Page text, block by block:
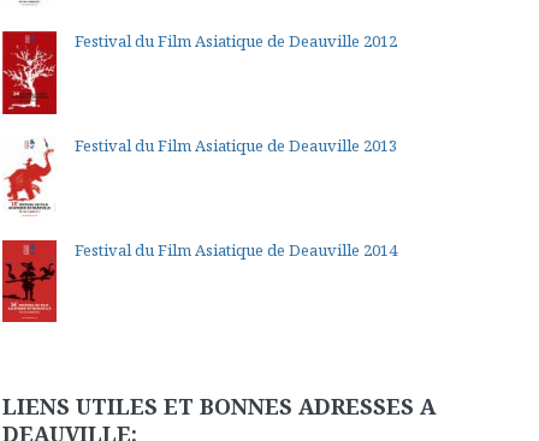
Festival du Film Asiatique de Deauville 2012
Festival du Film Asiatique de Deauville 2013
Festival du Film Asiatique de Deauville 2014
LIENS UTILES ET BONNES ADRESSES A
DEAUVILLE: